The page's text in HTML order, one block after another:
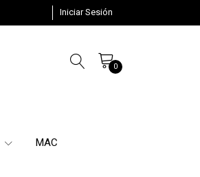
Iniciar Sesión
0
MAC